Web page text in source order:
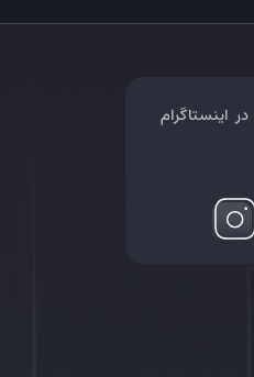
در اینستاگرام